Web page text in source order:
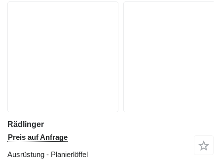
Rädlinger
Preis auf Anfrage
Ausrüstung - Planierlöffel